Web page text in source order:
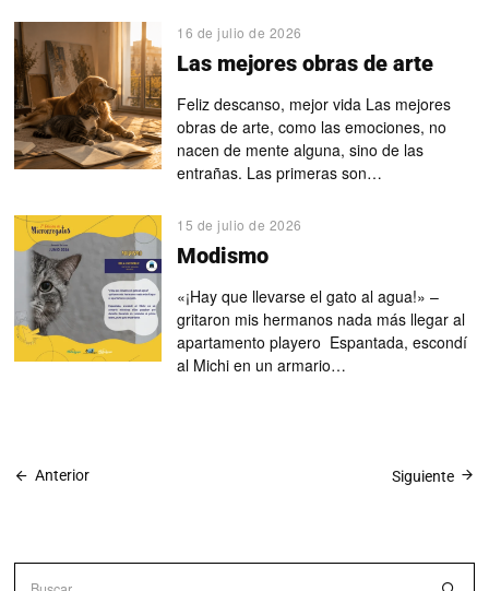
16 de julio de 2026
Las mejores obras de arte
Feliz descanso, mejor vida Las mejores
obras de arte, como las emociones, no
nacen de mente alguna, sino de las
entrañas. Las primeras son…
15 de julio de 2026
Modismo
«¡Hay que llevarse el gato al agua!» –
gritaron mis hermanos nada más llegar al
apartamento playero Espantada, escondí
al Michi en un armario…
Anterior Siguiente